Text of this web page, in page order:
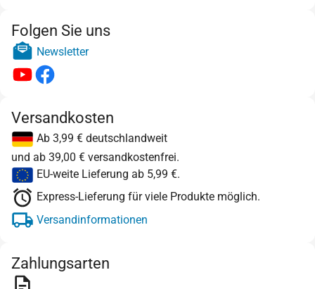
Folgen Sie uns
Newsletter
Versandkosten
Ab 3,99 € deutschlandweit
und ab 39,00 € versandkostenfrei.
EU-weite Lieferung ab 5,99 €.
Express-Lieferung für viele Produkte möglich.
Versandinformationen
Zahlungsarten